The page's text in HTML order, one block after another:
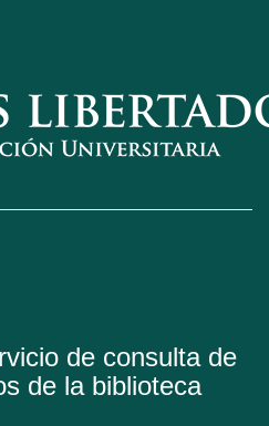
de consulta de
de la biblioteca